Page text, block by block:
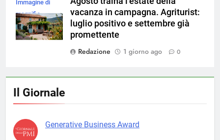
Immagine di
magnific
vacanza in campagna. Agriturist:
luglio positivo e settembre già
promettente
Redazione
1 giorno ago 0
Il Giornale
Generative Business Award